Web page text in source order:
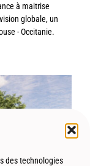
des technologies
à maitrise
globale, un
- Occitanie.
–